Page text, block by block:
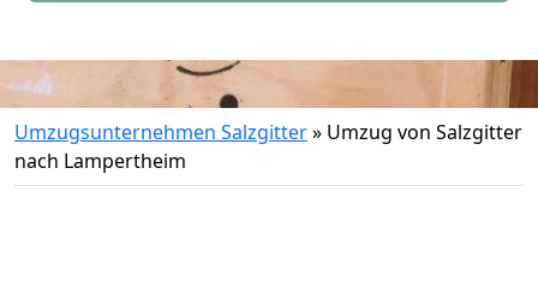
Umzugsunternehmen Salzgitter» Umzug von Salzgitter
nach Lampertheim